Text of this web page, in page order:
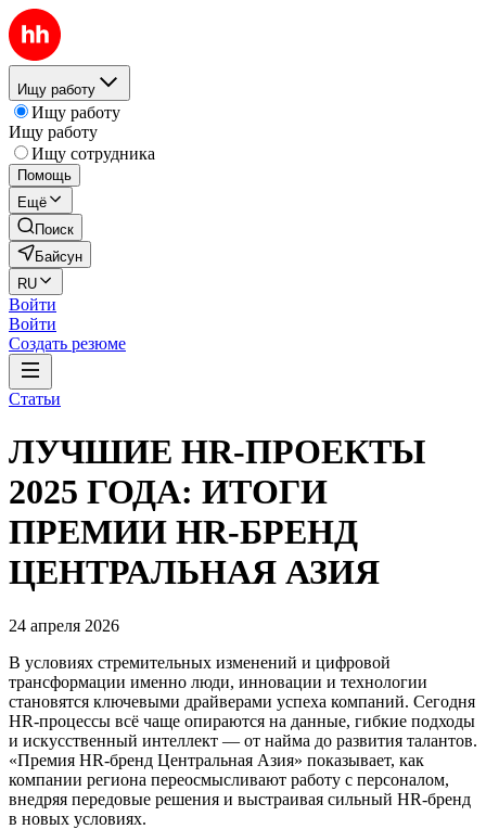
Ищу работу
Ищу работу
Ищу работу
Ищу сотрудника
Помощь
Ещё
Поиск
Байсун
RU
Войти
Войти
Создать резюме
Статьи
ЛУЧШИЕ HR-ПРОЕКТЫ
2025 ГОДА: ИТОГИ
ПРЕМИИ HR-БРЕНД
ЦЕНТРАЛЬНАЯ АЗИЯ
24 апреля 2026
В условиях стремительных изменений и цифровой
трансформации именно люди, инновации и технологии
становятся ключевыми драйверами успеха компаний. Сегодня
HR-процессы всё чаще опираются на данные, гибкие подходы
и искусственный интеллект — от найма до развития талантов.
«Премия HR-бренд Центральная Азия» показывает, как
компании региона переосмысливают работу с персоналом,
внедряя передовые решения и выстраивая сильный HR-бренд
в новых условиях.